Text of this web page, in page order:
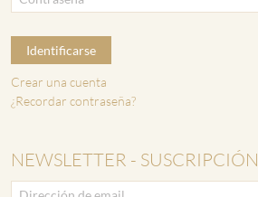
Identificarse
Crear una cuenta
¿Recordar contraseña?
NEWSLETTER - SUSCRIPCIÓN